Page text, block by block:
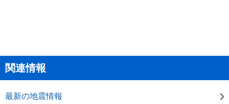
関連情報
最新の地震情報